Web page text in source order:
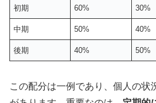
初期 60% 30%
中期 50% 40%
後期 40% 50%
この配分は一例であり、個人の状